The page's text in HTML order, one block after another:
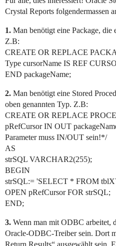
Crystal Reports folgendermassen
1. Man benötigt eine Package,
Z.B:
CREATE OR REPLACE
Type cursorName IS REF
END packageName;
2. Man benötigt eine Stored
oben genannten Typ. Z.B:
CREATE OR REPLACE
pRefCursor IN OUT
Parameter muss IN/OUT sein!*/
AS
strSQL VARCHAR2(255);
BEGIN
strSQL:= 'SELECT * FROM
OPEN pRefCursor FOR strSQL;
END;
3. Wenn man mit ODBC arbeitet,
Oracle-ODBC-Treiber sein. Dort
Return Results“ ausgewählt sein.